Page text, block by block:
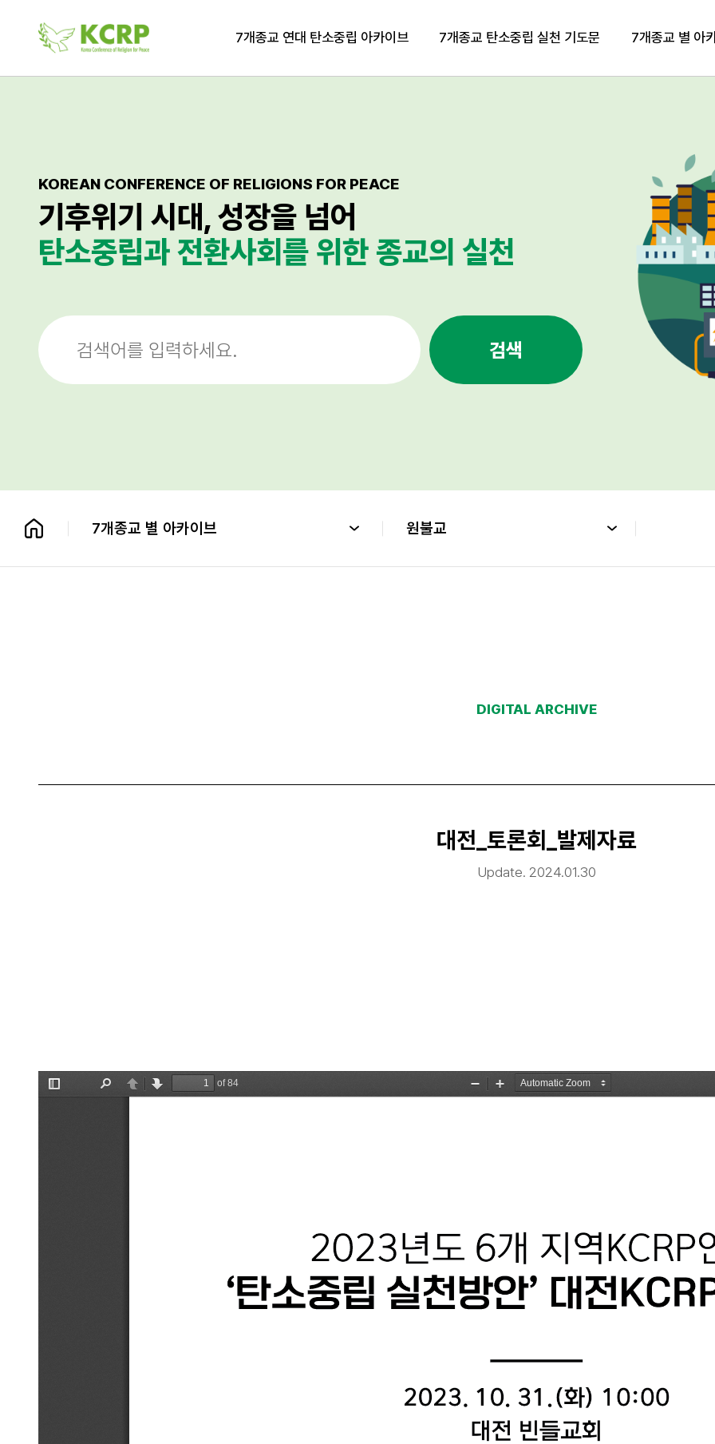
7개종교 연대 탄소중립 아카이브 7개종교 탄소중립 실천 기도문 7개종교 별 아
KOREAN CONFERENCE OF RELIGIONS FOR PEACE
기후위기 시대, 성장을 넘어
탄소중립과 전환사회를 위한 종교의 실천
검색
7개종교 별 아카이브 원불교
DIGITAL ARCHIVE
대전_토론회_발제자료
Update. 2024.01.30